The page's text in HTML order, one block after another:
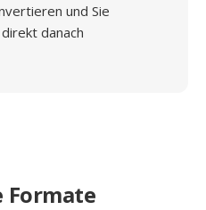
und Sie
danach
Formate